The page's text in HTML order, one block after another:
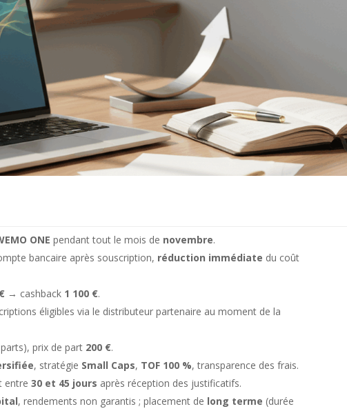
ONE pendant tout le mois de novembre.
bancaire après souscription, réduction immédiate du coût
→ cashback 1 100 €.
éligibles via le distributeur partenaire au moment de la
prix de part 200 €.
, stratégie Small Caps, TOF 100 %, transparence des frais.
entre30 et 45 jours après réception des justificatifs.
, rendements non garantis ; placement de long terme (durée